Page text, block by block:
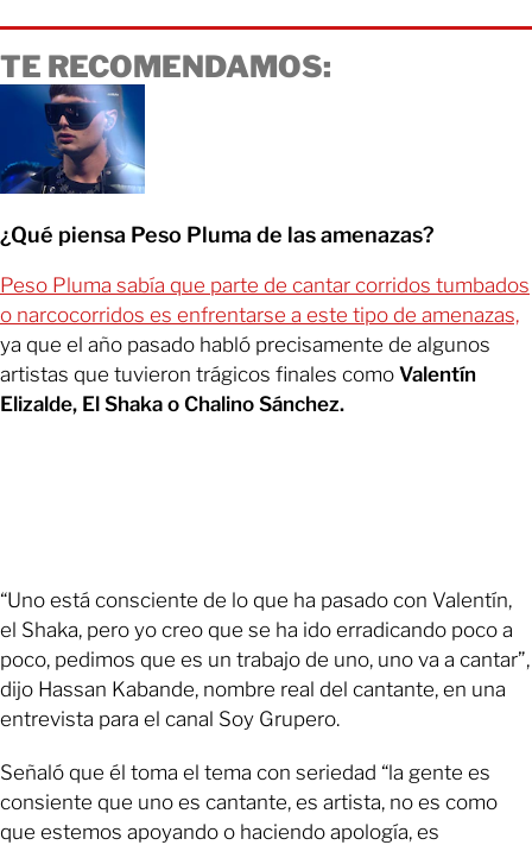
TE RECOMENDAMOS:
¿Qué piensa Peso Pluma de las amenazas?
Peso Pluma sabía que parte de cantar corridos tumbados
o narcocorridos es enfrentarse a este tipo de amenazas,
ya que el año pasado habló precisamente de algunos
artistas que tuvieron trágicos finales como Valentín
Elizalde, El Shaka o Chalino Sánchez.
“Uno está consciente de lo que ha pasado con Valentín,
el Shaka, pero yo creo que se ha ido erradicando poco a
poco, pedimos que es un trabajo de uno, uno va a cantar”,
dijo Hassan Kabande, nombre real del cantante, en una
entrevista para el canal Soy Grupero.
Señaló que él toma el tema con seriedad “la gente es
consiente que uno es cantante, es artista, no es como
que estemos apoyando o haciendo apología, es